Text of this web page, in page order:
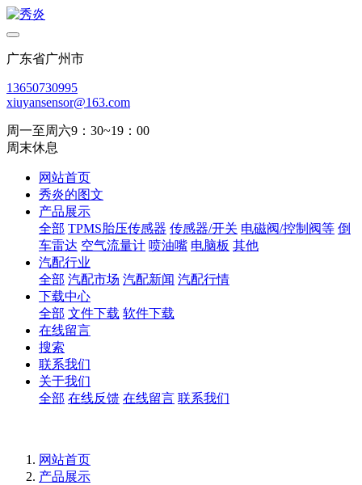
广东省广州市
13650730995
xiuyansensor@163.com
周一至周六9：30~19：00
周末休息
网站首页
秀炎的图文
产品展示
全部 TPMS胎压传感器 传感器/开关 电磁阀/控制阀等 倒
车雷达 空气流量计 喷油嘴 电脑板 其他
汽配行业
全部 汽配市场 汽配新闻 汽配行情
下载中心
全部 文件下载 软件下载
在线留言
搜索
联系我们
关于我们
全部 在线反馈 在线留言 联系我们
网站首页
产品展示